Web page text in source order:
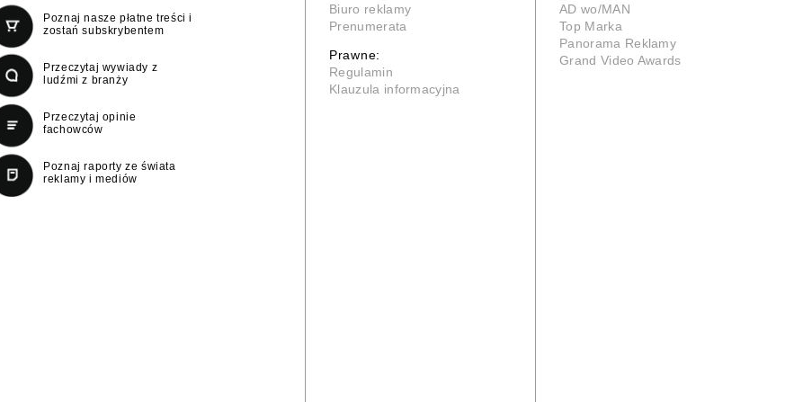
Poznaj nasze płatne treści i
zostań subskrybentem
Przeczytaj wywiady z
ludźmi z branży
Przeczytaj opinie
fachowców
Poznaj raporty ze świata
reklamy i mediów
Biuro reklamy
Prenumerata
Prawne:
Regulamin
Klauzula informacyjna
AD wo/MAN
Top Marka
Panorama Reklamy
Grand Video Awards